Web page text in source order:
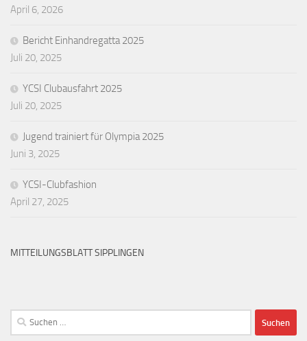
April 6, 2026
Bericht Einhandregatta 2025
Juli 20, 2025
YCSI Clubausfahrt 2025
Juli 20, 2025
Jugend trainiert für Olympia 2025
Juni 3, 2025
YCSI-Clubfashion
April 27, 2025
MITTEILUNGSBLATT SIPPLINGEN
Suchen
nach: